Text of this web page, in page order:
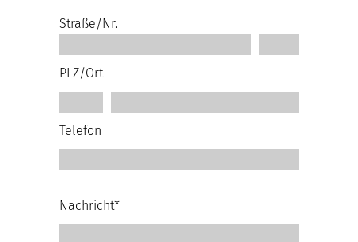
Straße/Nr.
PLZ/Ort
Telefon
Nachricht*